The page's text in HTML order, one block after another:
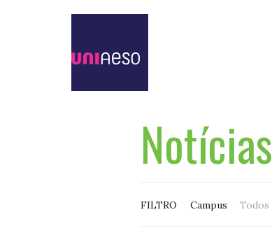
Notícias
FILTRO Campus